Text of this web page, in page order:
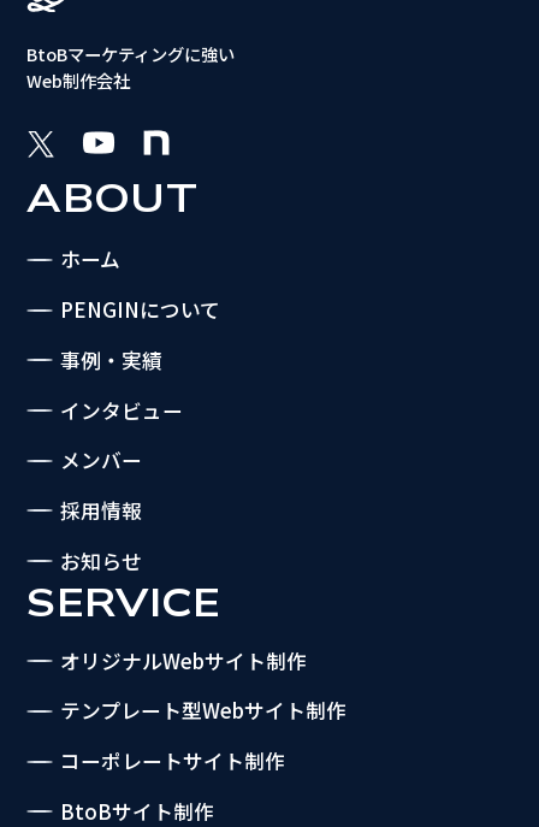
BtoBマーケティングに強い
Web制作会社
ABOUT
ホーム
PENGINについて
事例・実績
インタビュー
メンバー
採用情報
お知らせ
SERVICE
オリジナルWebサイト制作
テンプレート型Webサイト制作
コーポレートサイト制作
BtoBサイト制作